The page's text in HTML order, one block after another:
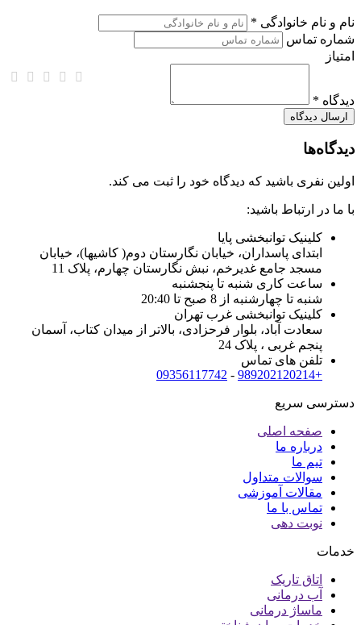
نام و نام خانوادگی *
شماره تماس
امتیاز
دیدگاه *
دیدگاه‌ها
اولین نفری باشید که دیدگاه خود را ثبت می کند.
با ما در ارتباط باشید:
کلینیک توانبخشی پایا
ابتدای پاسداران، خیابان نگارستان دوم( کاشیها)، خیابان
مسجد جامع غدیرخم، نبش نگارستان چهارم، پلاک 11
ساعت کاری شنبه تا پنجشنبه
شنبه تا چهارشنبه از 8 صبح تا 20:40
کلینیک توانبخشی غرب تهران
سعادت آباد، بلوار فرحزادی، بالاتر از میدان کتاب، آسمان
پنجم غربی ، پلاک 24
تلفن های تماس
+989202120214
-
09356117742
دسترسی سریع
صفحه اصلی
درباره ما
تیم ما
سوالات متداول
مقالات آموزشی
تماس با ما
نوبت دهی
خدمات
اتاق تاریک
آب درمانی
ماساژ درمانی